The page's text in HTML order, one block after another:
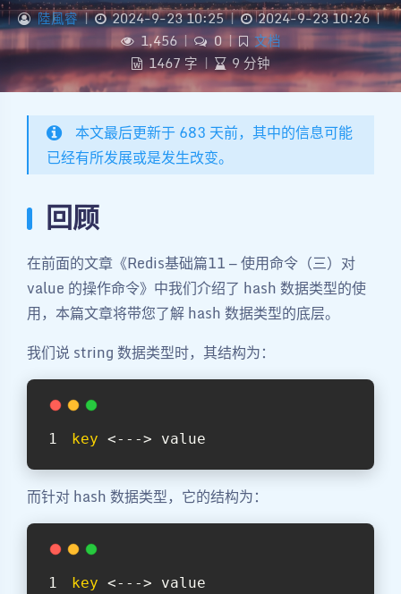
陸風睿 | 2024-9-23 10:25 | 2024-9-23 10:26 |
1,456 | 0 |
文档
1467 字 | 9 分钟
本文最后更新于 683 天前，其中的信息可能
已经有所发展或是发生改变。
回顾
在前面的文章《Redis基础篇11 — 使用命令（三）对
value 的操作命令》中我们介绍了 hash 数据类型的使
用，本篇文章将带您了解 hash 数据类型的底层。
我们说 string 数据类型时，其结构为：
key <---> value
而针对 hash 数据类型，它的结构为：
key <---> value